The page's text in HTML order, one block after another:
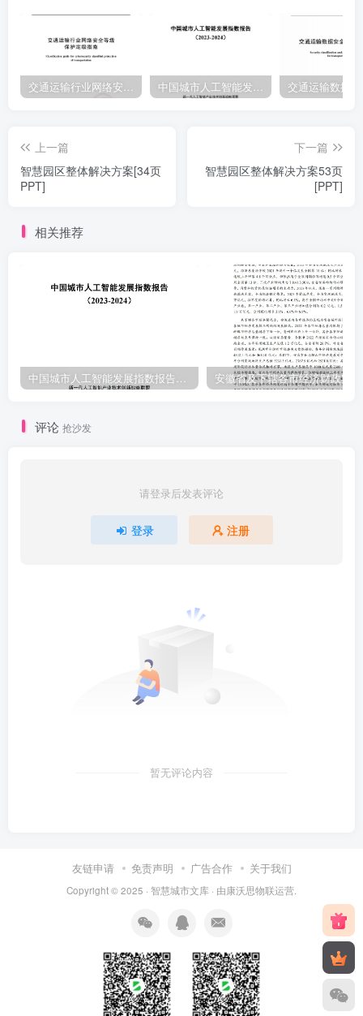
上一篇
智慧园区整体解决方案[34页
PPT]
下一篇
智慧园区整体解决方案53页
[PPT]
相关推荐
评论 抢沙发
请登录后发表评论
登录 注册
暂无评论内容
友链申请 免责声明 广告合作 关于我们
Copyright © 2025 · 智慧城市文库 · 由康沃思物联运营.